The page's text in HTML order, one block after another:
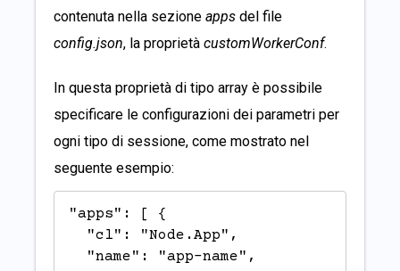
contenuta nella sezione apps del file
config.json, la proprietà customWorkerConf.
In questa proprietà di tipo array è possibile
specificare le configurazioni dei parametri per
ogni tipo di sessione, come mostrato nel
seguente esempio:
"apps": [ {
"cl": "Node.App",
"name": "app-name",